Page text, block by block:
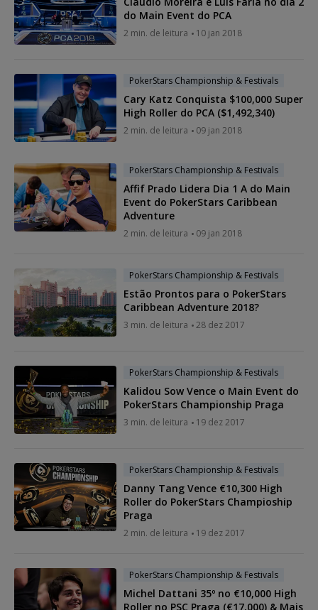
do Main Event do PCA
2 min. de leitura 10 jan 2018
PokerStars Championship & Festivals
Cary Katz Conquista $100,000 Super
High Roller do PCA ($1,492,340)
2 min. de leitura 09 jan 2018
PokerStars Championship & Festivals
Affif Prado Lidera Dia 1 A do Main
Event do PokerStars Caribbean
Adventure
2 min. de leitura 09 jan 2018
PokerStars Championship & Festivals
Estão Prontos para o PokerStars
Caribbean Adventure 2018?
3 min. de leitura 28 dez 2017
PokerStars Championship & Festivals
Kalidou Sow Vence o Main Event do
PokerStars Championship Praga
3 min. de leitura 19 dez 2017
PokerStars Championship & Festivals
Danny Tang Vence €10,300 High
Roller do PokerStars Champioship
Praga
2 min. de leitura 19 dez 2017
PokerStars Championship & Festivals
Michel Dattani 35º no €10,000 High
Roller no PSC Praga (€17,000) & Mais